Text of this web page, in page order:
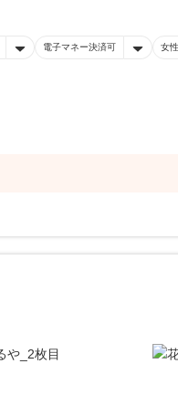
電子マネー決済可 女